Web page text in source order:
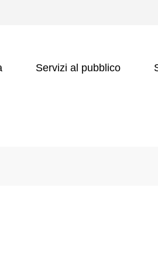
Servizi al pubblico